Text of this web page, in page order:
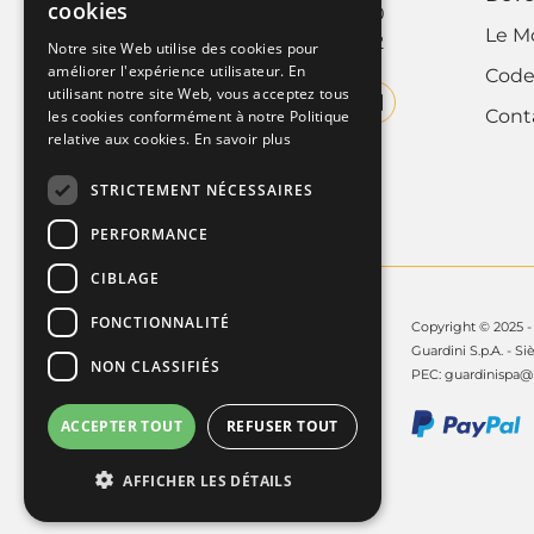
Tel. +39 011.9952890
Fax +39 011.9952142
Le
Copyright © 2025 -
Guardini S.p.A. -
PEC:
cookies
Notre site Web utilise des cookies pour
améliorer l'expérience utilisateur. En
utilisant notre site Web, vous acceptez tous
les cookies conformément à notre Politique
relative aux cookies. En savoir plus
STRICTEMENT NÉCESSAIRES
PERFORMANCE
CIBLAGE
FONCTIONNALITÉ
NON CLASSIFIÉS
ACCEPTER TOUT REFUSER TOUT
AFFICHER LES DÉTAILS